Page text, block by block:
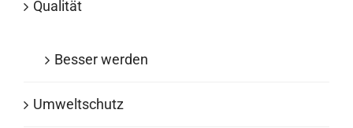
Qualität
Besser werden
Umweltschutz